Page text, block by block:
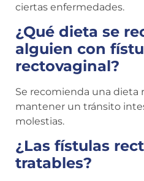
ciertas enfermedades.
¿Qué dieta se
alguien con
rectovaginal?
Se recomienda una dieta
mantener un tránsito
molestias.
¿Las fístulas
tratables?